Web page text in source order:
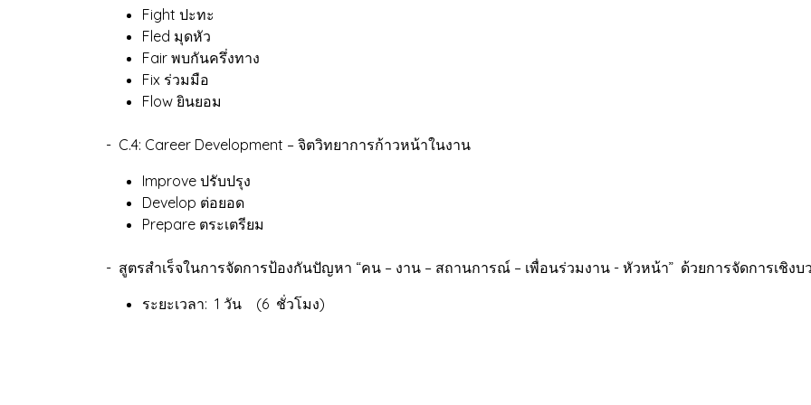
Fight ปะทะ
Fled มุดหัว
Fair พบกันครึ่งทาง
Fix ร่วมมือ
Flow ยินยอม
- C.4: Career Development – จิตวิทยาการก้าวหน้าในงาน
Improve ปรับปรุง
Develop ต่อยอด
Prepare ตระเตรียม
- สูตรสำเร็จในการจัดการป้องกันปัญหา “คน – งาน – สถานการณ์ – เพื่อนร่วมงาน - หัวหน้า” ด้วยการจัดการเชิง
ระยะเวลา: 1 วัน (6 ชั่วโมง)